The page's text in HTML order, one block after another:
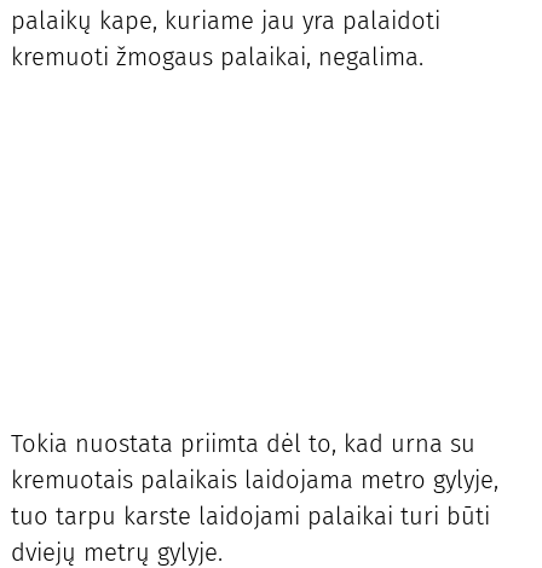
palaikų kape, kuriame jau yra palaidoti
kremuoti žmogaus palaikai, negalima.
Tokia nuostata priimta dėl to, kad urna su
kremuotais palaikais laidojama metro gylyje,
tuo tarpu karste laidojami palaikai turi būti
dviejų metrų gylyje.